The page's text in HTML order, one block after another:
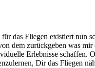
Fliegen existiert nun
dem zurückgeben was
Erlebnisse schaffen.
Dir das Fliegen